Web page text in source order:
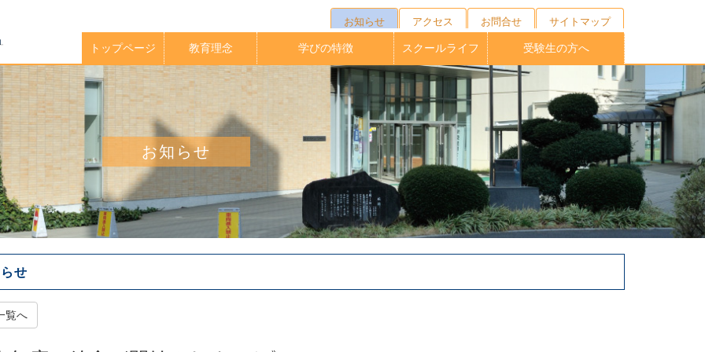
お知らせ アクセス お問合せ サイトマップ
トップページ 教育理念
校長メッセージ
学びの特徴
中高一貫教育
教育課程
実践的英語力の育成
イングリッシュキャンプ
学期留学
アクティブラーニング
理科教育
進路指導
海外大学指定校制度
放課後クラブ
スクールライフ
１日の流れ
年間行事
部活動
施設紹介
制服紹介
桐蔭祭
受験生の方へ
受験生向けNEWS
オープンスクール
学校説明会・外部相談会
お知らせ
せ
覧へ